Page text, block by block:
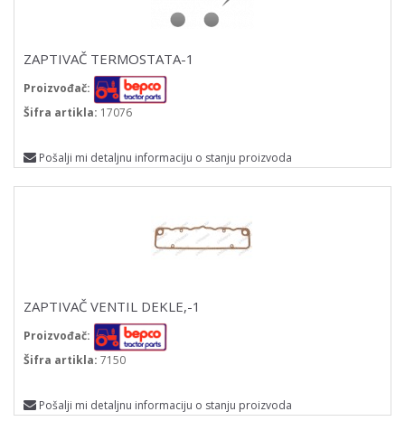
ZAPTIVAČ TERMOSTATA-1
Proizvođač:
Šifra artikla: 17076
Pošalji mi detaljnu informaciju o stanju proizvoda
ZAPTIVAČ VENTIL DEKLE,-1
Proizvođač:
Šifra artikla: 7150
Pošalji mi detaljnu informaciju o stanju proizvoda